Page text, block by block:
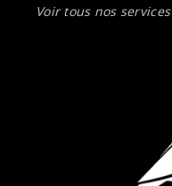
Voir tous nos services